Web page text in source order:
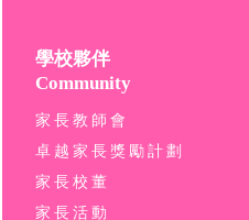
學校夥伴
Community
家長教師會
卓越家長獎勵計劃
家長校董
家長活動